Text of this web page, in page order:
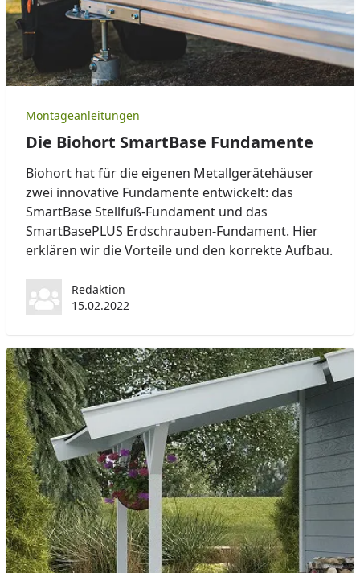
Montageanleitungen
Die Biohort SmartBase Fundamente
Biohort hat für die eigenen Metallgerätehäuser
zwei innovative Fundamente entwickelt: das
SmartBase Stellfuß-Fundament und das
SmartBasePLUS Erdschrauben-Fundament. Hier
erklären wir die Vorteile und den korrekte Aufbau.
Redaktion
15.02.2022